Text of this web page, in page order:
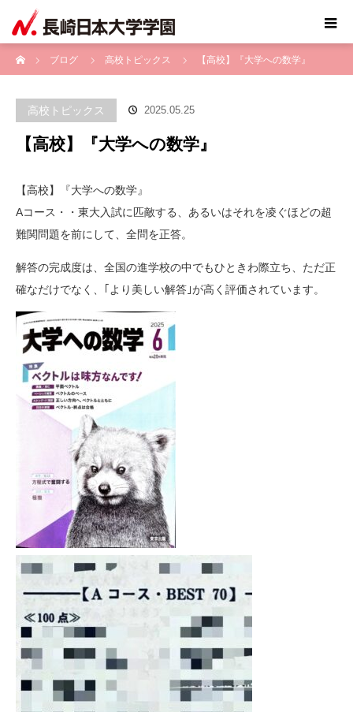
ブログ
高校トピックス 【高校】『大学への数学』
高校トピックス 2025.05.25
【高校】『大学への数学』
【高校】『大学への数学』
Aコース・・東大入試に匹敵する、あるいはそれを凌ぐほどの超
難関問題を前にして、全問を正答。
解答の完成度は、全国の進学校の中でもひときわ際立ち、ただ正
確なだけでなく、｢より美しい解答｣が高く評価されています。